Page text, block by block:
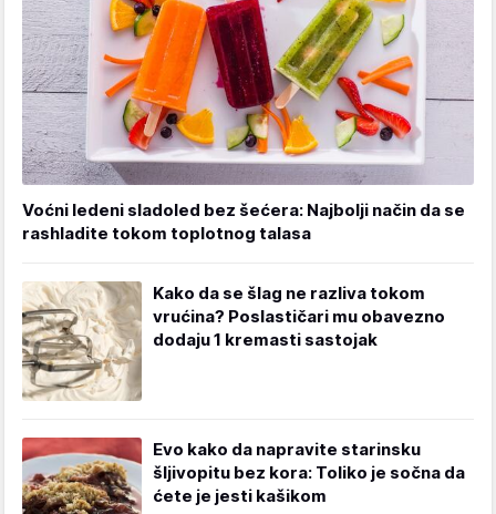
Voćni ledeni sladoled bez šećera: Najbolji način da se
rashladite tokom toplotnog talasa
Kako da se šlag ne razliva tokom
vrućina? Poslastičari mu obavezno
dodaju 1 kremasti sastojak
Evo kako da napravite starinsku
šljivopitu bez kora: Toliko je sočna da
ćete je jesti kašikom